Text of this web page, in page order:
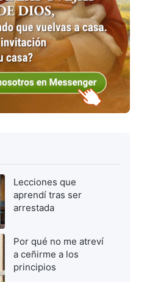
Lecciones que
aprendí tras ser
arrestada
Por qué no me atreví
a ceñirme a los
principios